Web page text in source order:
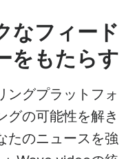
なフィード
をもたらす
ングプラットフォ
グの可能性を解き
たのニュースを強